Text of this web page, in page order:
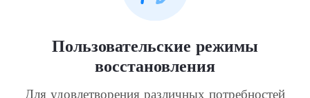
Пользовательские режимы
восстановления